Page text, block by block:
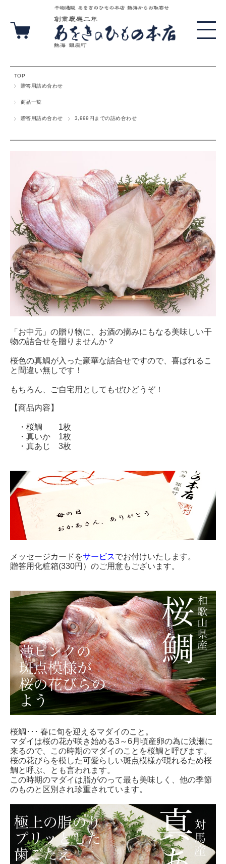
TOP
贈答用詰め合わせ
商品一覧
贈答用詰め合わせ 3,999円までの詰め合わせ
「お中元」の贈り物に、お酒の摘みにもなる美味しい干
物の詰合せを贈りませんか？
桜色の真鯛が入った豪華な詰合せですので、喜ばれるこ
と間違い無しです！
もちろん、ご自宅用としてもぜひどうぞ！
【商品内容】
・桜鯛 1枚
・真いか 1枚
・真あじ 3枚
メッセージカードをサービスでお付けいたします。
贈答用化粧箱(330円）のご用意もございます。
桜鯛･･･ 春に旬を迎えるマダイのこと。
マダイは桜の花が咲き始める3～6月頃産卵の為に浅瀬に
来るので、この時期のマダイのことを桜鯛と呼びます。
桜の花びらを模した可愛らしい斑点模様が現れるため桜
鯛と呼ぶ、とも言われます。
この時期のマダイは脂がのって最も美味しく、他の季節
のものと区別され珍重されています。